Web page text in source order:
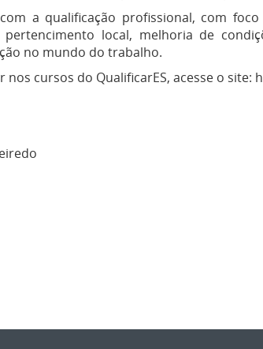
a qualificação profissional, com
local, melhoria de
no mundo do trabalho.
cursos do QualificarES, acesse o site: